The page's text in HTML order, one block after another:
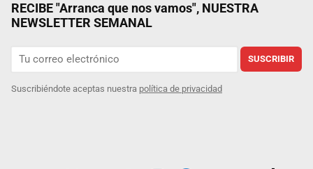
RECIBE "Arranca que nos vamos", NUESTRA
NEWSLETTER SEMANAL
SUSCRIBIR
Suscribiéndote aceptas nuestra política de privacidad